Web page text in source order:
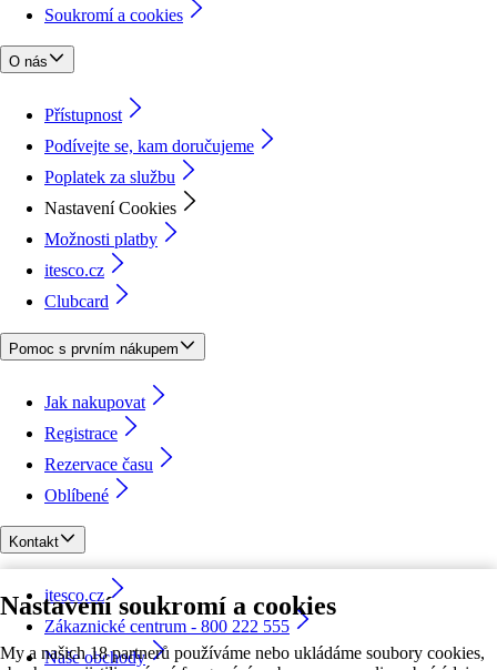
Nastavení soukromí a cookies
My a našich 18 partnerů používáme nebo ukládáme soubory cookies,
Soukromí a cookies
O nás
Přístupnost
Podívejte se, kam doručujeme
Poplatek za službu
Nastavení Cookies
Možnosti platby
itesco.cz
Clubcard
Pomoc s prvním nákupem
Jak nakupovat
Registrace
Rezervace času
Oblíbené
Kontakt
itesco.cz
Zákaznické centrum - 800 222 555
Naše obchody